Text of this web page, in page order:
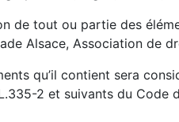
de tout ou partie des
Alsace, Association de
qu’il contient sera
2 et suivants du Code